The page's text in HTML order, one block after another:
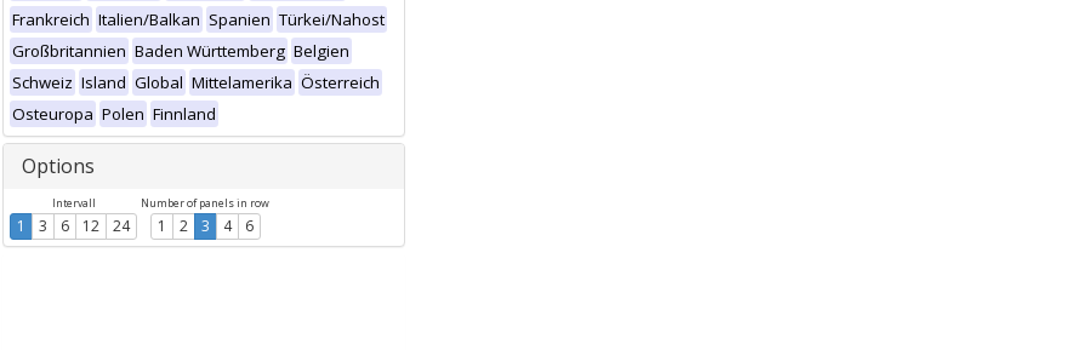
Frankreich Italien/Balkan Spanien Türkei/Nahost
Großbritannien Baden Württemberg Belgien
Schweiz Island Global Mittelamerika Österreich
Osteuropa Polen Finnland
Options
Intervall
1 3 6 12 24
Number of panels in row
1 2 3 4 6